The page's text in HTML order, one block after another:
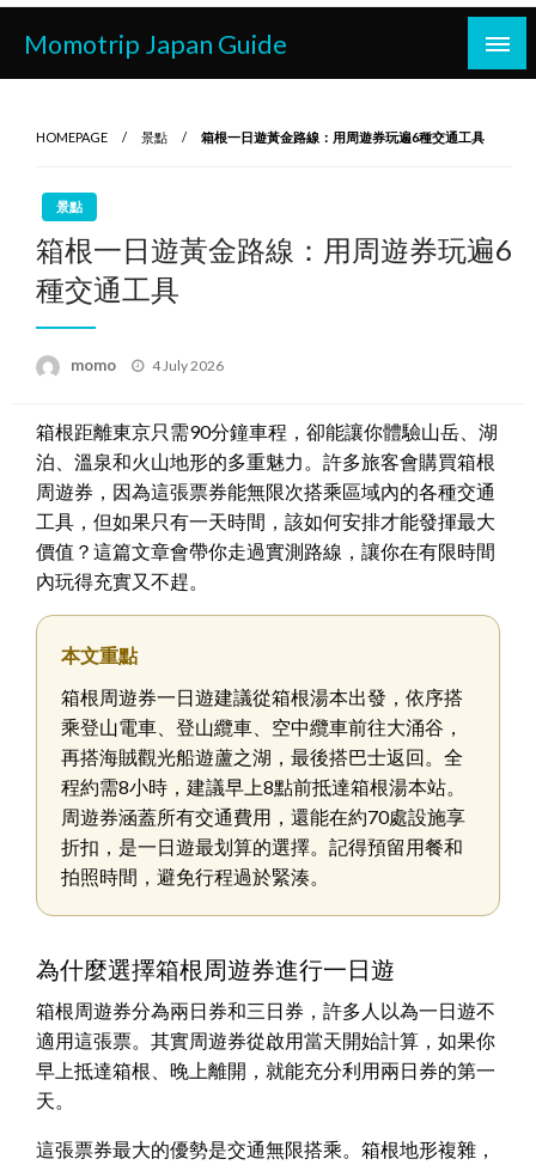
Skip
content
Momotrip Japan Guide
HOMEPAGE 景點 箱根一日遊黃金路線：用周遊券玩遍6種交通工具
景點
箱根一日遊黃金路線：用周遊券玩遍6
種交通工具
momo
Posted
4 July 2026
箱根距離東京只需90分鐘車程，卻能讓你體驗山岳、湖
泊、溫泉和火山地形的多重魅力。許多旅客會購買箱根
周遊券，因為這張票券能無限次搭乘區域內的各種交通
工具，但如果只有一天時間，該如何安排才能發揮最大
價值？這篇文章會帶你走過實測路線，讓你在有限時間
內玩得充實又不趕。
本文重點
箱根周遊券一日遊建議從箱根湯本出發，依序搭
乘登山電車、登山纜車、空中纜車前往大涌谷，
再搭海賊觀光船遊蘆之湖，最後搭巴士返回。全
程約需8小時，建議早上8點前抵達箱根湯本站。
周遊券涵蓋所有交通費用，還能在約70處設施享
折扣，是一日遊最划算的選擇。記得預留用餐和
拍照時間，避免行程過於緊湊。
為什麼選擇箱根周遊券進行一日遊
箱根周遊券分為兩日券和三日券，許多人以為一日遊不
適用這張票。其實周遊券從啟用當天開始計算，如果你
早上抵達箱根、晚上離開，就能充分利用兩日券的第一
天。
這張票券最大的優勢是交通無限搭乘。箱根地形複雜，